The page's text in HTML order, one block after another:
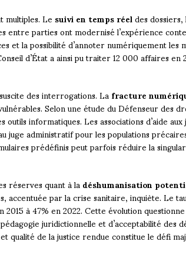
Lesuivi en temps réeldes
entre parties ont modernisé l’expérience
et la possibilité d’annoter numériquement
d’État a ainsi pu traiter 12 000 affaires
des interrogations. Lafracture
Selon une étude du Défenseur des
informatiques. Les associations d’aide
juge administratif pour les populations
prédéfinis peut parfois réduire la
réserves quant à ladéshumanisation
par la crise sanitaire, inquiète. Le
2015 à 47% en 2022. Cette évolution
juridictionnelle et d’acceptabilité des
qualité de la justice rendue constitue le défi